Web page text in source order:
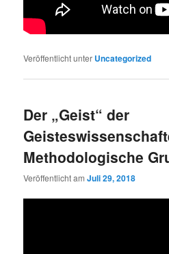
Veröffentlicht unter Uncategorized
Der „Geist“ der
Methodologische
Veröffentlicht amJuli 29, 2018